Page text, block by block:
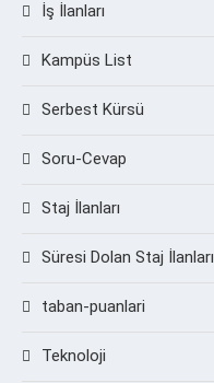
İş İlanları
Kampüs List
Serbest Kürsü
Soru-Cevap
Staj İlanları
Süresi Dolan Staj İlanları
taban-puanlari
Teknoloji